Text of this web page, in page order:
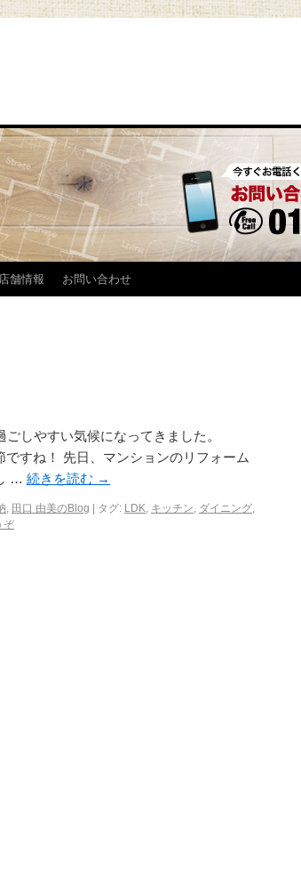
店舗情報 お問い合わせ
ごしやすい気候になってきました。
すね！ 先日、マンションのリフォーム
… 続きを読む →
, 田口 由美のBlog タグ: LDK, キッチン, ダイニング,
ぞ